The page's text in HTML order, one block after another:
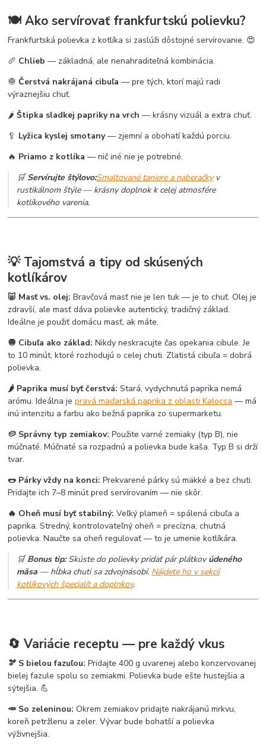
🍽️ Ako servírovať frankfurtskú polievku?
Frankfurtská polievka z kotlíka si zaslúži dôstojné servírovanie. 😍
🥖 Chlieb — základná, ale nenahraditeľná kombinácia.
🧅Čerstvá nakrájaná cibuľa — pre tých, ktorí majú radi
výraznejšiu chuť.
🌶️Štipka sladkej papriky na vrch — krásny vizuál a extra chuť.
🥄 Lyžica kyslej smotany— zjemní a obohatí každú porciu.
🔥 Priamo z kotlíka — nič iné nie je potrebné.
🛒Servírujte štýlovo:Smaltované taniere a naberačkyv
rustikálnom štýle — krásny doplnok k celej atmosfére
kotlíkového varenia.
💡 Tajomstvá a tipy od skúsených
kotlíkárov
🐷 Masť vs. olej: Bravčová masť nie je len tuk — je to chuť. Olej je
zdravší, ale masť dáva polievke autentický, tradičný základ.
Ideálne je použiť domácu masť, ak máte.
🧅 Cibuľa ako základ: Nikdy neskracujte čas opekania cibule. Je
to 10 minút, ktoré rozhodujú o celej chuti. Zlatistá cibuľa = dobrá
polievka.
🌶️ Paprika musí byť čerstvá: Stará, vydychnutá paprika nemá
arómu. Ideálna jepravá maďarská paprika z oblasti Kalocsa — má
inú intenzitu a farbu ako bežná paprika zo supermarketu.
🥔 Správny typ zemiakov: Použite varné zemiaky (typ B), nie
múčnaté. Múčnaté sa rozpadnú a polievka bude kaša. Typ B si drží
tvar.
🌭 Párky vždy na konci: Prekvarené párky sú mäkké a bez chuti.
Pridajte ich 7–8 minút pred servírovaním — nie skôr.
🔥 Oheň musí byť stabilný: Veľký plameň = spálená cibuľa a
paprika. Stredný, kontrolovateľný oheň = precízna, chutná
polievka. Naučte sa oheň regulovať — to je umenie kotlíkára.
🛒Bonus tip:Skúste do polievky pridať pár plátkovúdeného
mäsa — hĺbka chuti sa zdvojnásobí. Nájdete ho v sekcii
kotlíkových špecialít a doplnkov.
🔄 Variácie receptu — pre každý vkus
🫘 S bielou fazuľou: Pridajte 400 g uvarenej alebo konzervovanej
bielej fazule spolu so zemiakmi. Polievka bude ešte hustejšia a
sýtejšia. 💪
🥕 So zeleninou: Okrem zemiakov pridajte nakrájanú mrkvu,
koreň petržlenu a zeler. Vývar bude bohatší a polievka
výživnejšia.